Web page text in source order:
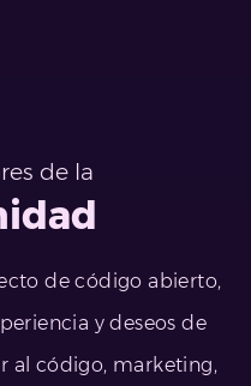
de la
de código abierto,
y deseos de
al código, marketing,